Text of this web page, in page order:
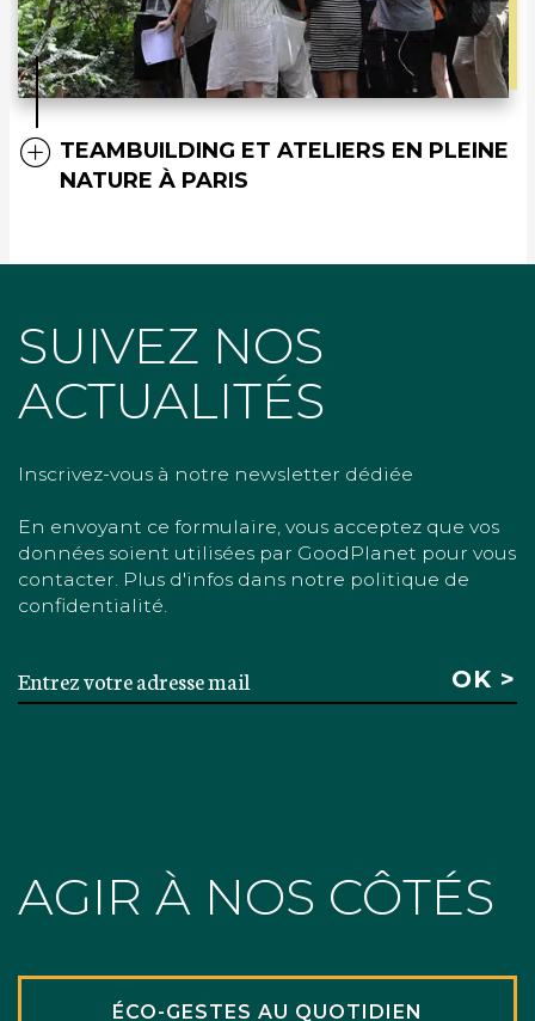
TEAMBUILDING ET ATELIERS EN PLEINE
NATURE À PARIS
SUIVEZ NOS
ACTUALITÉS
Inscrivez-vous à notre newsletter dédiée
En envoyant ce formulaire, vous acceptez que vos
données soient utilisées par GoodPlanet pour vous
contacter. Plus d'infos dans notre politique de
confidentialité.
AGIR À NOS CÔTÉS
ÉCO-GESTES AU QUOTIDIEN